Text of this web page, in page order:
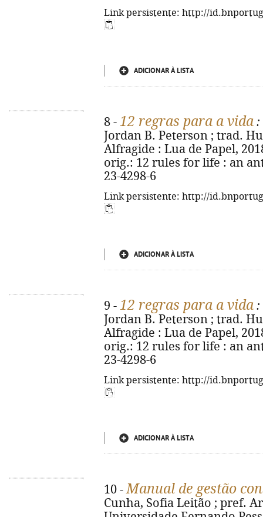
Link persistente: http://
ADICIONAR À LISTA
8 - 12 regras para a vida :
Jordan B. Peterson ; trad.
Alfragide : Lua de Papel,
orig.: 12 rules for life : an
23-4298-6
Link persistente: http://
ADICIONAR À LISTA
9 - 12 regras para a vida :
Jordan B. Peterson ; trad.
Alfragide : Lua de Papel,
orig.: 12 rules for life : an
23-4298-6
Link persistente: http://
ADICIONAR À LISTA
10 -Manual de gestão
Cunha, Sofia Leitão ; pref.